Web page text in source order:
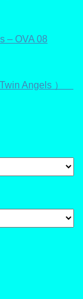
– OVA 08
Angels ）